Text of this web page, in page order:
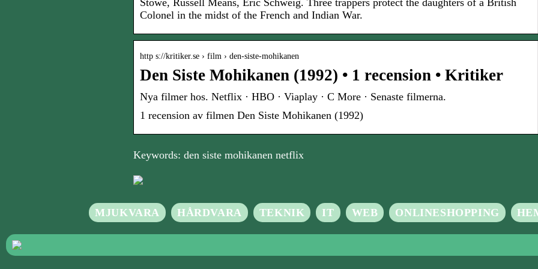
Stowe, Russell Means, Eric Schweig. Three trappers protect the daughters of a British
Colonel in the midst of the French and Indian War.
http s://kritiker.se › film › den-siste-mohikanen
Den Siste Mohikanen (1992) • 1 recension • Kritiker
Nya filmer hos. Netflix · HBO · Viaplay · C More · Senaste filmerna.
1 recension av filmen Den Siste Mohikanen (1992)
Keywords: den siste mohikanen netflix
MJUKVARA HÅRDVARA TEKNIK IT WEB ONLINESHOPPING
Storformatsskrivare: Den
högkvalitativa utskrifter i
bättre hälsa och